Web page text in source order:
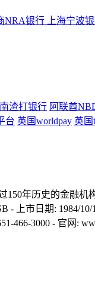
NRA银行
上海宁波
渣打银行 阿联酋
台 英国worldpay 英国
年历史的金融
上市日期: 1984/
466-3000 - 官网: